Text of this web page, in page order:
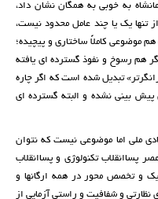
به خوبی به همگان نشان داد،
تنها یک یا چند عامل محدود نیست،
موضوعی کاملاً ساختاری و پیچیده؛
هم رسوخ و نفوذ گسترده ای یافته
تبدیل شده است که اگر چاره
پیش بینی نشده و البته گسترده ای
ملی اما موضوعی نیست که نتوان
پساانقلاب تکنولوژی و پساانقلاب
و تخصص محور در همه ارگانها و
و شفافیت و راستی آزمایی از